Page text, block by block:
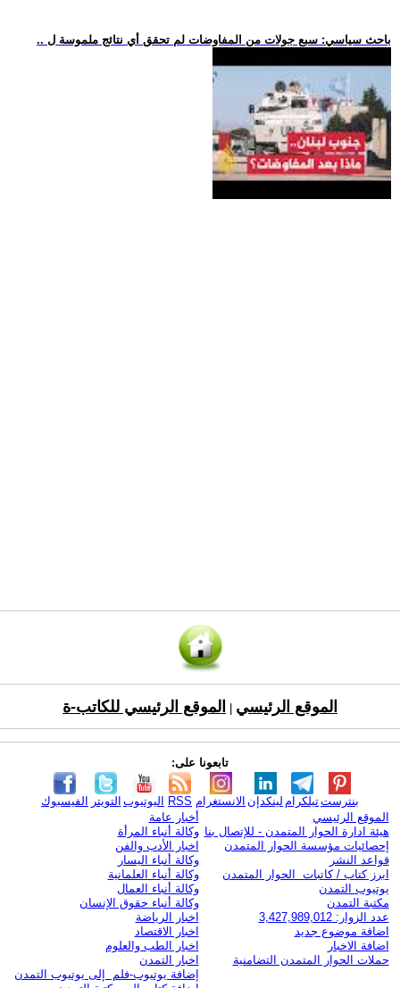
.. باحث سياسي: سبع جولات من المفاوضات لم تحقق أي نتائج ملموسة ل
الموقع الرئيسي الموقع الرئيسي للكاتب-ة
تابعونا على:
الفيسبوك التويتر اليوتيوب RSS الانستغرام لينكدإن تيلكرامبنترست
الموقع الرئيسي
هيئة ادارة الحوار المتمدن - للإتصال بنا
إحصائيات مؤسسة الحوار المتمدن
قواعد النشر
ابرز كتاب / كاتبات الحوار المتمدن
يوتيوب التمدن
مكتبة التمدن
عدد الزوار: 3,427,989,012
اضافة موضوع جديد
اضافة الاخبار
حملات الحوار المتمدن التضامنية
أخبار عامة
وكالة أنباء المرأة
اخبار الأدب والفن
وكالة أنباء اليسار
وكالة أنباء العلمانية
وكالة أنباء العمال
وكالة أنباء حقوق الإنسان
اخبار الرياضة
اخبار الاقتصاد
اخبار الطب والعلوم
اخبار التمدن
إضافة يوتيوب-فلم إلى يوتيوب التمدن